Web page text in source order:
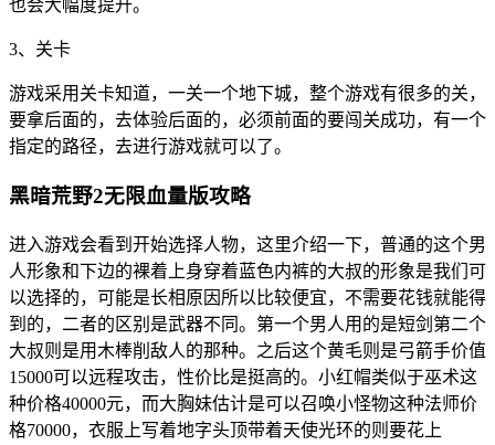
也会大幅度提升。
3、关卡
游戏采用关卡知道，一关一个地下城，整个游戏有很多的关，
要拿后面的，去体验后面的，必须前面的要闯关成功，有一个
指定的路径，去进行游戏就可以了。
黑暗荒野2无限血量版攻略
进入游戏会看到开始选择人物，这里介绍一下，普通的这个男
人形象和下边的裸着上身穿着蓝色内裤的大叔的形象是我们可
以选择的，可能是长相原因所以比较便宜，不需要花钱就能得
到的，二者的区别是武器不同。第一个男人用的是短剑第二个
大叔则是用木棒削敌人的那种。之后这个黄毛则是弓箭手价值
15000可以远程攻击，性价比是挺高的。小红帽类似于巫术这
种价格40000元，而大胸妹估计是可以召唤小怪物这种法师价
格70000，衣服上写着地字头顶带着天使光环的则要花上